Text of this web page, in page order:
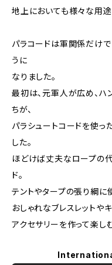
地上においても様々な用途
パラコードは軍関係だけ
うに
なりました。
最初は、元軍人が広め、
ちが、
パラシュートコードを使っ
した。
ほどけば丈夫なロープの
ド。
テントやタープの張り綱に
おしゃれなブレスレットや
アクセサリーを作って楽し